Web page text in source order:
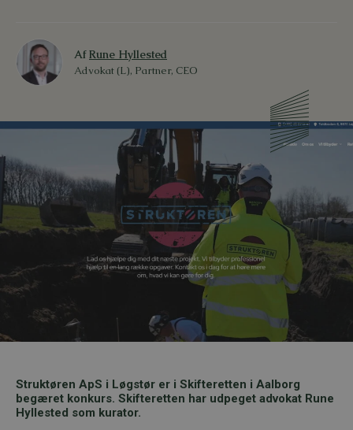
AfRune Hyllested
Advokat (L), Partner, CEO
Struktøren ApS i Løgstør er i Skifteretten i Aalborg
begæret konkurs. Skifteretten har udpeget advokat Rune
Hyllested som kurator.